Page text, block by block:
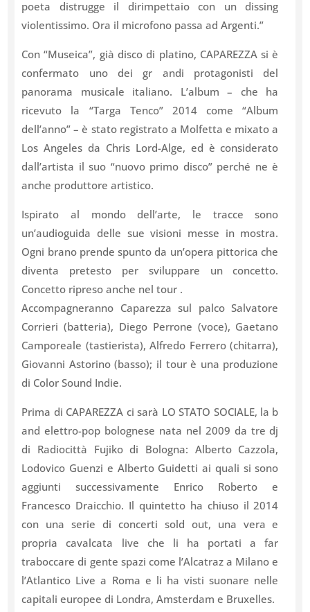
poeta distrugge il dirimpettaio con un dissing
violentissimo. Ora il microfono passa ad Argenti.”
Con “Museica”, già disco di platino, CAPAREZZA si è
confermato uno dei gr andi protagonisti del
panorama musicale italiano. L’album – che ha
ricevuto la “Targa Tenco” 2014 come “Album
dell’anno” – è stato registrato a Molfetta e mixato a
Los Angeles da Chris Lord-Alge, ed è considerato
dall’artista il suo “nuovo primo disco” perché ne è
anche produttore artistico.
Ispirato al mondo dell’arte, le tracce sono
un’audioguida delle sue visioni messe in mostra.
Ogni brano prende spunto da un’opera pittorica che
diventa pretesto per sviluppare un concetto.
Concetto ripreso anche nel tour .
Accompagneranno Caparezza sul palco Salvatore
Corrieri (batteria), Diego Perrone (voce), Gaetano
Camporeale (tastierista), Alfredo Ferrero (chitarra),
Giovanni Astorino (basso); il tour è una produzione
di Color Sound Indie.
Prima di CAPAREZZA ci sarà LO STATO SOCIALE, la b
and elettro-pop bolognese nata nel 2009 da tre dj
di Radiocittà Fujiko di Bologna: Alberto Cazzola,
Lodovico Guenzi e Alberto Guidetti ai quali si sono
aggiunti successivamente Enrico Roberto e
Francesco Draicchio. Il quintetto ha chiuso il 2014
con una serie di concerti sold out, una vera e
propria cavalcata live che li ha portati a far
traboccare di gente spazi come l’Alcatraz a Milano e
l’Atlantico Live a Roma e li ha visti suonare nelle
capitali europee di Londra, Amsterdam e Bruxelles.